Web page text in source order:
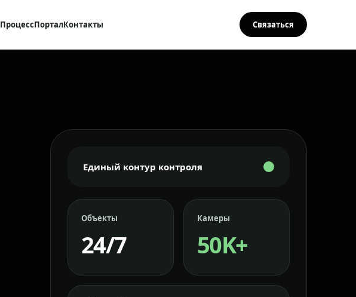
ПроцессПорталКонтакты Связаться
Единый контур контроля
Объекты
24/7
Камеры
50K+